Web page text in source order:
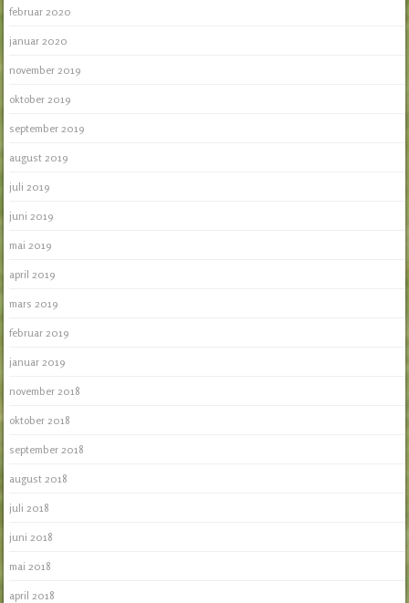
februar 2020
januar 2020
november 2019
oktober 2019
september 2019
august 2019
juli 2019
juni 2019
mai 2019
april 2019
mars 2019
februar 2019
januar 2019
november 2018
oktober 2018
september 2018
august 2018
juli 2018
juni 2018
mai 2018
april 2018